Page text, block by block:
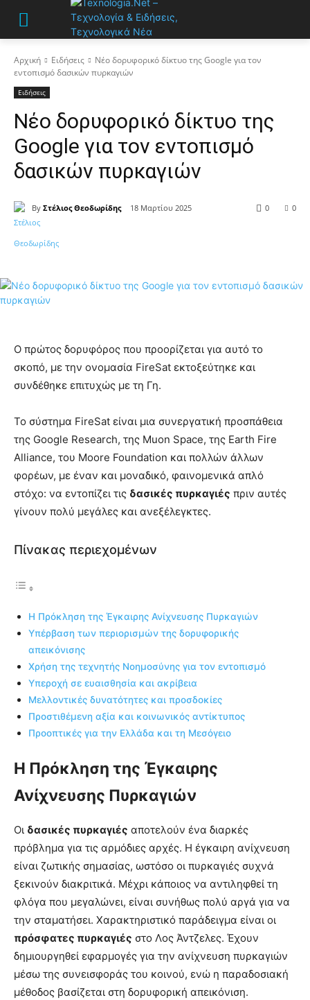
Αρχική Ειδήσεις
Νέο δορυφορικό δίκτυο της Google για τον
εντοπισμό δασικών πυρκαγιών
Ειδήσεις
Νέο δορυφορικό δίκτυο της
Google για τον εντοπισμό
δασικών πυρκαγιών
By Στέλιος Θεοδωρίδης 18 Μαρτίου 2025 0
0
Ο πρώτος δορυφόρος που προορίζεται για αυτό το
σκοπό, με την ονομασία FireSat εκτοξεύτηκε και
συνδέθηκε επιτυχώς με τη Γη.
Το σύστημα FireSat είναι μια συνεργατική προσπάθεια
της Google Research, της Muon Space, της Earth Fire
Alliance, του Moore Foundation και πολλών άλλων
φορέων, με έναν και μοναδικό, φαινομενικά απλό
στόχο: να εντοπίζει τις δασικές πυρκαγιές πριν αυτές
γίνουν πολύ μεγάλες και ανεξέλεγκτες.
Πίνακας περιεχομένων
Η Πρόκληση της Έγκαιρης Ανίχνευσης Πυρκαγιών
Υπέρβαση των περιορισμών της δορυφορικής
απεικόνισης
Χρήση της τεχνητής Νοημοσύνης για τον εντοπισμό
Υπεροχή σε ευαισθησία και ακρίβεια
Μελλοντικές δυνατότητες και προσδοκίες
Προστιθέμενη αξία και κοινωνικός αντίκτυπος
Προοπτικές για την Ελλάδα και τη Μεσόγειο
Η Πρόκληση της Έγκαιρης
Ανίχνευσης Πυρκαγιών
Οι δασικές πυρκαγιές αποτελούν ένα διαρκές
πρόβλημα για τις αρμόδιες αρχές. Η έγκαιρη ανίχνευση
είναι ζωτικής σημασίας, ωστόσο οι πυρκαγιές συχνά
ξεκινούν διακριτικά. Μέχρι κάποιος να αντιληφθεί τη
φλόγα που μεγαλώνει, είναι συνήθως πολύ αργά για να
την σταματήσει. Χαρακτηριστικό παράδειγμα είναι οι
πρόσφατες πυρκαγιές στο Λος Άντζελες. Έχουν
δημιουργηθεί εφαρμογές για την ανίχνευση πυρκαγιών
μέσω της συνεισφοράς του κοινού, ενώ η παραδοσιακή
μέθοδος βασίζεται στη δορυφορική απεικόνιση.